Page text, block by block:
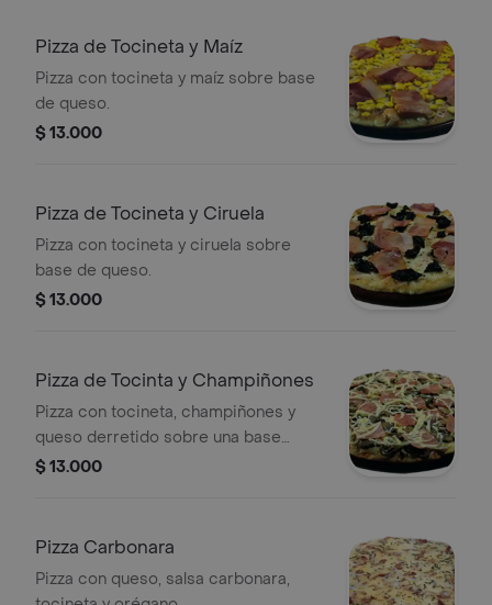
Pizza de Tocineta y Maíz
Pizza con tocineta y maíz sobre base
de queso.
$ 13.000
Pizza de Tocineta y Ciruela
Pizza con tocineta y ciruela sobre
base de queso.
$ 13.000
Pizza de Tocinta y Champiñones
Pizza con tocineta, champiñones y
queso derretido sobre una base
crujiente.
$ 13.000
Pizza Carbonara
Pizza con queso, salsa carbonara,